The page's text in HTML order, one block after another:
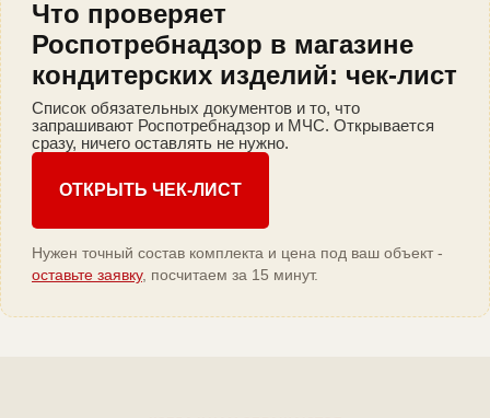
Что проверяет
Роспотребнадзор в магазине
кондитерских изделий: чек-лист
Список обязательных документов и то, что
запрашивают Роспотребнадзор и МЧС. Открывается
сразу, ничего оставлять не нужно.
ОТКРЫТЬ ЧЕК-ЛИСТ
Нужен точный состав комплекта и цена под ваш объект -
оставьте заявку, посчитаем за 15 минут.